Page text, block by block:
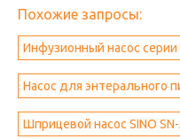
Похожие запросы:
Инфузионный насос серии
Насос для энтерального
Шприцевой насос SINO SN-